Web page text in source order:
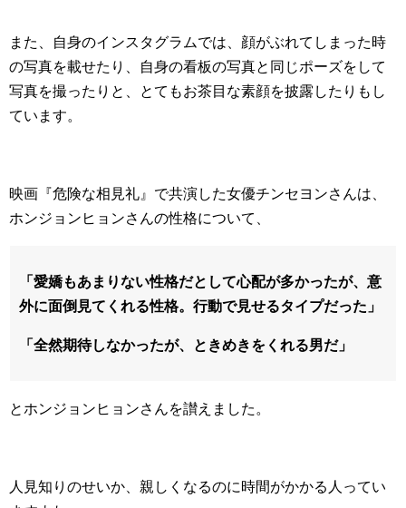
また、自身のインスタグラムでは、顔がぶれてしまった時
の写真を載せたり、自身の看板の写真と同じポーズをして
写真を撮ったりと、とてもお茶目な素顔を披露したりもし
ています。
映画『危険な相見礼』で共演した女優チンセヨンさんは、
ホンジョンヒョンさんの性格について、
「愛嬌もあまりない性格だとして心配が多かったが、意
外に面倒見てくれる性格。行動で見せるタイプだった」
「全然期待しなかったが、ときめきをくれる男だ」
とホンジョンヒョンさんを讃えました。
人見知りのせいか、親しくなるのに時間がかかる人ってい